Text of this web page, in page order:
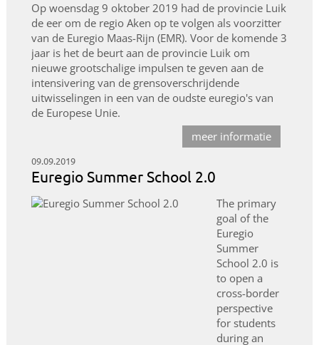
Op woensdag 9 oktober 2019 had de provincie Luik
de eer om de regio Aken op te volgen als voorzitter
van de Euregio Maas-Rijn (EMR). Voor de komende 3
jaar is het de beurt aan de provincie Luik om
nieuwe grootschalige impulsen te geven aan de
intensivering van de grensoverschrijdende
uitwisselingen in een van de oudste euregio's van
de Europese Unie.
meer informatie
09.09.2019
Euregio Summer School 2.0
The primary
goal of the
Euregio
Summer
School 2.0 is
to open a
cross-border
perspective
for students
during an